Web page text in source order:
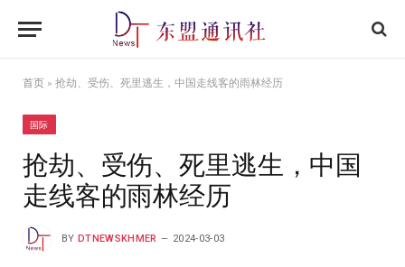
首页 » 抢劫、受伤、死里逃生，中国走线客的雨林经历
国际
抢劫、受伤、死里逃生，中国
走线客的雨林经历
BY DTNEWSKHMER 2024-03-03